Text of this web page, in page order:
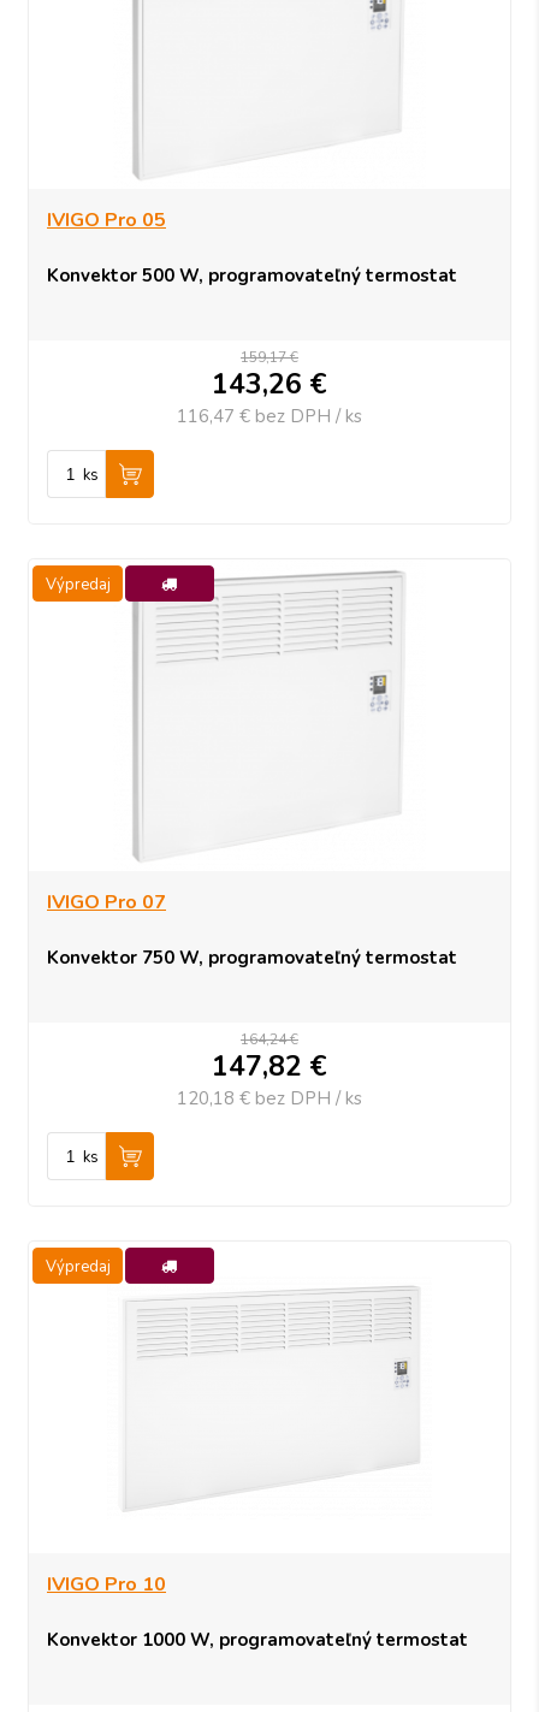
IVIGO Pro 05
Konvektor 500 W, programovateľný termostat
159,17 €
143,26 €
116,47 € bez DPH / ks
ks
Výpredaj
IVIGO Pro 07
Konvektor 750 W, programovateľný termostat
164,24 €
147,82 €
120,18 € bez DPH / ks
ks
Výpredaj
IVIGO Pro 10
Konvektor 1000 W, programovateľný termostat